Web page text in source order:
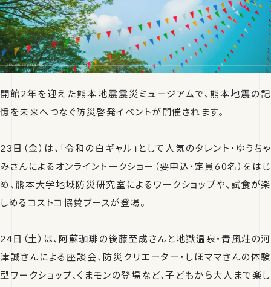
開館2年を迎えた熊本地震震災ミュージアムで、熊本地震の記
憶を未来へつなぐ防災啓発イベントが開催されます。
23日（金）は、「令和の白ギャル」として人気のタレント・ゆうちゃ
みさんによるオンライントークショー（要申込・定員60名）をはじ
め、熊本大学地域防災研究室によるワークショップや、試食が楽
しめるコストコ協賛ブースが登場。
24日（土）は、阿蘇珈琲の後藤至成さんと地獄温泉・青風荘の河
津誠さんによる座談会、防災クリエーター・しほママさんの体験
型ワークショップ、くまモンの登場など、子どもから大人まで楽し